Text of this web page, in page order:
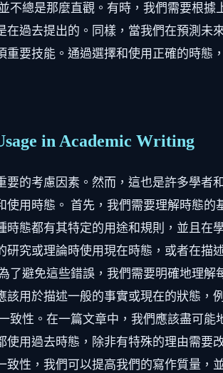
不總是那麼直觀。有時，我們需要根
過去提出的。同樣，當我們在預測
要技能。通過選擇和使用正確的時
in Academic Writing
的考慮因素。然而，這也是許多學
用時態。 首先，我們需要理解時態
態都有其特定的用途和規則，並且
研究或理論時使用現在時態，或者在
了避免這些錯誤，我們需要明確地理
用於描述一般的事實或現在的狀態
致性。在一篇文章中，我們應該盡可
用過去時態，除非有特殊的理由需
性，我們可以提高我們的寫作質量